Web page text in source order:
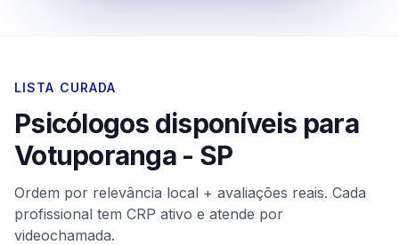
LISTA CURADA
Psicólogos disponíveis para
Votuporanga- SP
Ordem por relevância local + avaliações reais. Cada
profissional tem CRP ativo e atende por
videochamada.